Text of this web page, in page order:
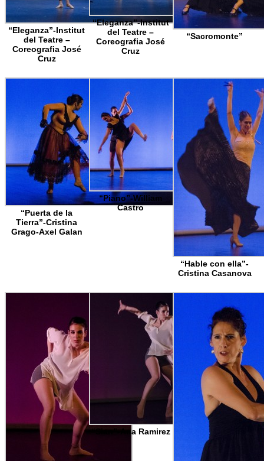
“Eleganza”-Institut
del Teatre –
Coreografia José
Cruz
“Eleganza”-Institut
del Teatre –
Coreografia José
Cruz
“Sacromonte”
“Puerta de la
Tierra”-Cristina
Grago-Axel Galan
“Piano”-William
Castro
“Hable con ella”-
Cristina Casanova
“Sian”-Ana Ramirez